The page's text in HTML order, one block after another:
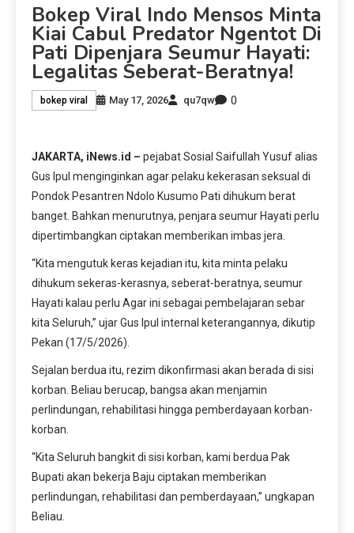
Bokep Viral Indo Mensos Minta
Kiai Cabul Predator Ngentot Di
Pati Dipenjara Seumur Hayati:
Legalitas Seberat-Beratnya!
bokep viral May 17, 2026 qu7qw 0
JAKARTA, iNews.id – pejabat Sosial Saifullah Yusuf alias
Gus Ipul menginginkan agar pelaku kekerasan seksual di
Pondok Pesantren Ndolo Kusumo Pati dihukum berat
banget. Bahkan menurutnya, penjara seumur Hayati perlu
dipertimbangkan ciptakan memberikan imbas jera.
“Kita mengutuk keras kejadian itu, kita minta pelaku
dihukum sekeras-kerasnya, seberat-beratnya, seumur
Hayati kalau perlu Agar ini sebagai pembelajaran sebar
kita Seluruh,” ujar Gus Ipul internal keterangannya, dikutip
Pekan (17/5/2026).
Sejalan berdua itu, rezim dikonfirmasi akan berada di sisi
korban. Beliau berucap, bangsa akan menjamin
perlindungan, rehabilitasi hingga pemberdayaan korban-
korban.
“Kita Seluruh bangkit di sisi korban, kami berdua Pak
Bupati akan bekerja Baju ciptakan memberikan
perlindungan, rehabilitasi dan pemberdayaan,” ungkapan
Beliau.